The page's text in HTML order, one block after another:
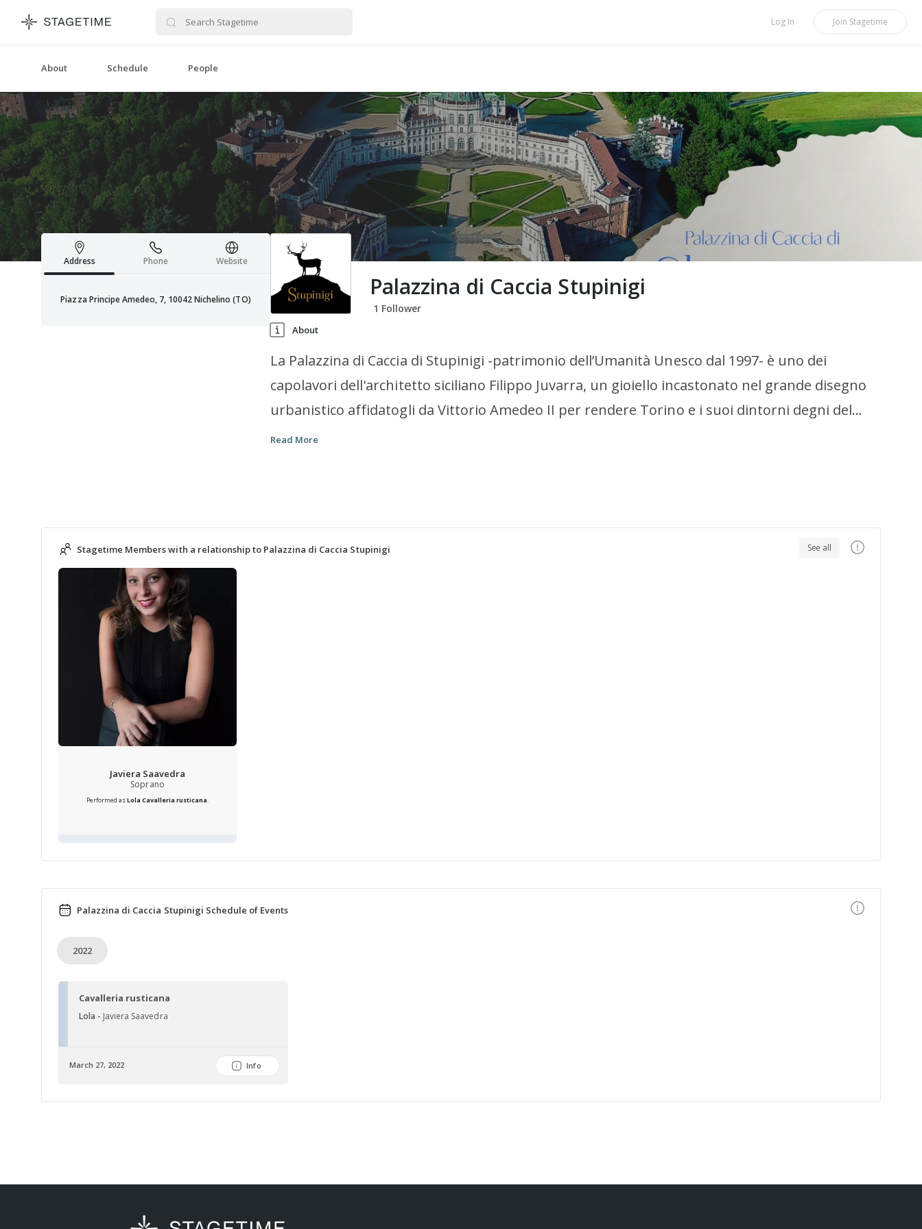
STAGETIME Log In Join Stagetime
About Schedule People
Palazzina di Caccia Stupinigi
1 Follower
About
La Palazzina di Caccia di Stupinigi -patrimonio dell’Umanità Unesco dal 1997- è uno dei
capolavori dell'architetto siciliano Filippo Juvarra, un gioiello incastonato nel grande disegno
urbanistico affidatogli da Vittorio Amedeo II per rendere Torino e i suoi dintorni degni del
nuovo titolo reale. L'originale progetto juvarriano parte infatti dal ridisegno delle rotte di
Read More
Address Phone Website
Piazza Principe Amedeo, 7, 10042 Nichelino (TO)
Stagetime Members with a relationship to Palazzina di Caccia Stupinigi See all
Javiera Saavedra
Soprano
Performed asLola Cavalleria rusticana.
Palazzina di Caccia Stupinigi Schedule of Events
2022
Cavalleria rusticana
Lola - Javiera Saavedra
March 27, 2022 Info